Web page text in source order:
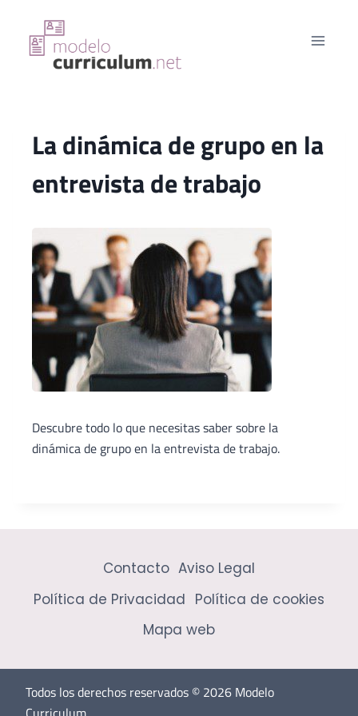
contenido
La dinámica de grupo en la
entrevista de trabajo
Descubre todo lo que necesitas saber sobre la
dinámica de grupo en la entrevista de trabajo.
Contacto Aviso Legal
Política de Privacidad Política de cookies
Mapa web
Todos los derechos reservados © 2026 Modelo